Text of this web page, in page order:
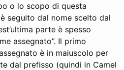
o lo scopo di questa
seguito dal nome scelto dal
parte è spesso
assegnato”. Il primo
è in maiuscolo per
dal prefisso (quindi in Camel